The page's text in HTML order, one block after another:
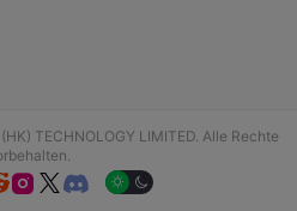
TECHNOLOGY LIMITED. Alle Rechte
  